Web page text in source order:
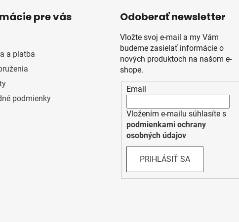
pre vás
a platba
podmienky
Odoberať newsletter
Vložte svoj e-mail a my Vám
budeme zasielať informácie o
nových produktoch na našom e-
shope.
Email
Vložením e-mailu súhlasíte s
podmienkami ochrany
osobných údajov
PRIHLÁSIŤ SA